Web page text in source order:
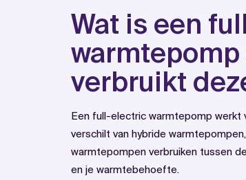
Wat is een
verbruikt
Een full-electric warmtepomp werkt
verschilt van hybride
warmtepompen verbruiken tussen
en je warmtebehoefte.